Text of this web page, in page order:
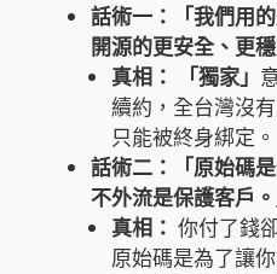
電腦 工具 軟體 手冊
網路規劃架設
OpenMediaVault OMV
NAS到府安裝服務
話術一：「我們用
開源的更安全、更穩
真相：
「獨家」
續約，全台灣沒
只能被終身綁定。
話術二：「原始碼
不外流是保護客戶。
真相： 你付了錢
原始碼是為了讓